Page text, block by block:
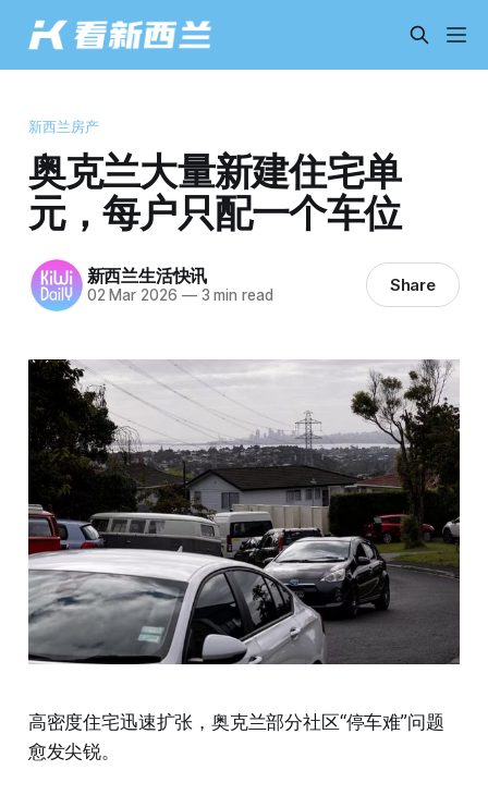
新西兰房产
奥克兰大量新建住宅单
元，每户只配一个车位
新西兰生活快讯
02 Mar 2026 —3 min read Share
高密度住宅迅速扩张，奥克兰部分社区“停车难”问题
愈发尖锐。